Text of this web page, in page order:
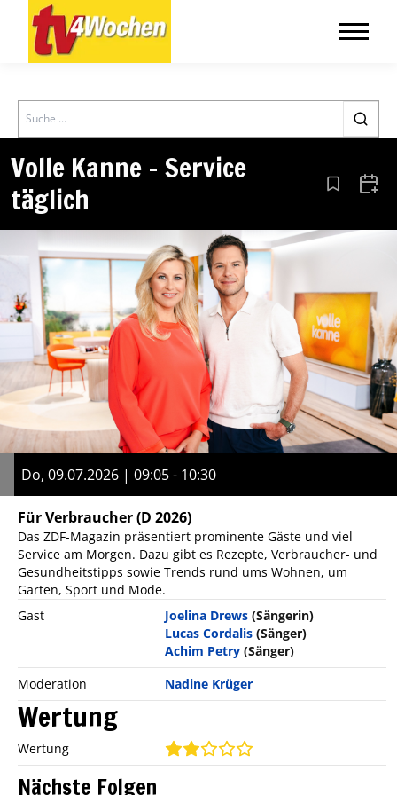
Search
Volle Kanne – Service
täglich
Aus den
Do, 09.07.2026 | 09:05 - 10:30
Für Verbraucher(D 2026)
Das ZDF-Magazin präsentiert prominente Gäste und viel
Service am Morgen. Dazu gibt es Rezepte, Verbraucher- und
Gesundheitstipps sowie Trends rund ums Wohnen, um
Garten, Sport und Mode.
Gast
Joelina Drews (Sängerin)
Lucas Cordalis (Sänger)
Achim Petry (Sänger)
Moderation
Nadine Krüger
Wertung
Wertung
Nächste Folgen